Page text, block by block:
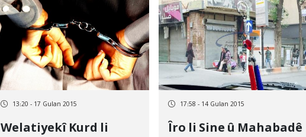
13:20 - 17 Gulan 2015
Welatiyekî Kurd li
17:58 - 14 Gulan 2015
Îro li Sine û Mahabadê